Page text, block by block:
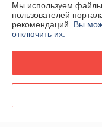
Доставка и оплата
Полная версия сайта
Политика
Мы используем файлы
пользователей
рекомендаций. Вы
отключить их.